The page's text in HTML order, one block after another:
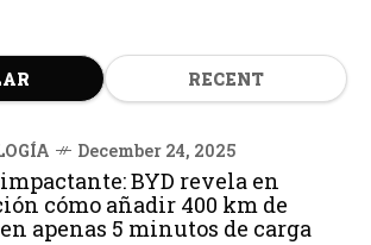
RECENT
December 24, 2025
BYD revela en
cómo añadir 400 km de
apenas 5 minutos de carga